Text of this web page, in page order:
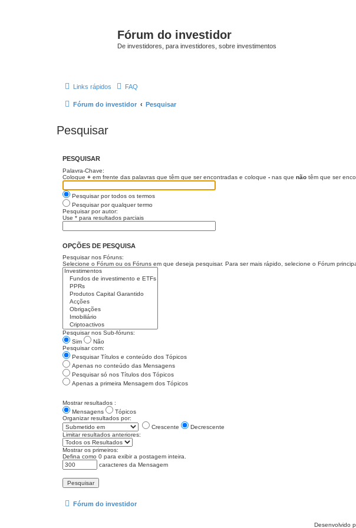
Fórum do investidor
De investidores, para investidores, sobre investimentos
Links rápidos FAQ
Fórum do investidor Pesquisar
Pesquisar
PESQUISAR
Palavra-Chave:
Coloque + em frente das palavras que têm que ser encontradas e coloque - nas que não têm que ser
Pesquisar por todos os termos
Pesquisar por qualquer termo
Pesquisar por autor:
Use * para resultados parciais
OPÇÕES DE PESQUISA
Pesquisar nos Fóruns:
Selecione o Fórum ou os Fóruns em que deseja pesquisar. Para ser mais rápido, selecione o Fórum
Pesquisar nos Sub-fóruns:
Sim
Não
Pesquisar com:
Pesquisar Títulos e conteúdo dos Tópicos
Apenas no conteúdo das Mensagens
Pesquisar só nos Títulos dos Tópicos
Apenas a primeira Mensagem dos Tópicos
Mostrar resultados :
Mensagens
Tópicos
Organizar resultados por:
Crescente
Decrescente
Limitar resultados anteriores:
Mostrar os primeiros:
Defina como 0 para exibir a postagem inteira.
caracteres da Mensagem
Fórum do investidor
Desenvolvido